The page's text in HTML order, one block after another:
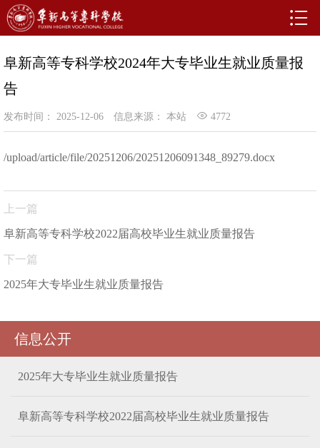
阜新高等专科学校2024年大专毕业生就业质量报
告
发布时间： 2025-12-06 信息来源： 本站 4772
/upload/article/file/20251206/20251206091348_89279.docx
上一篇
阜新高等专科学校2022届高校毕业生就业质量报告
下一篇
2025年大专毕业生就业质量报告
信息公开
2025年大专毕业生就业质量报告
阜新高等专科学校2022届高校毕业生就业质量报告